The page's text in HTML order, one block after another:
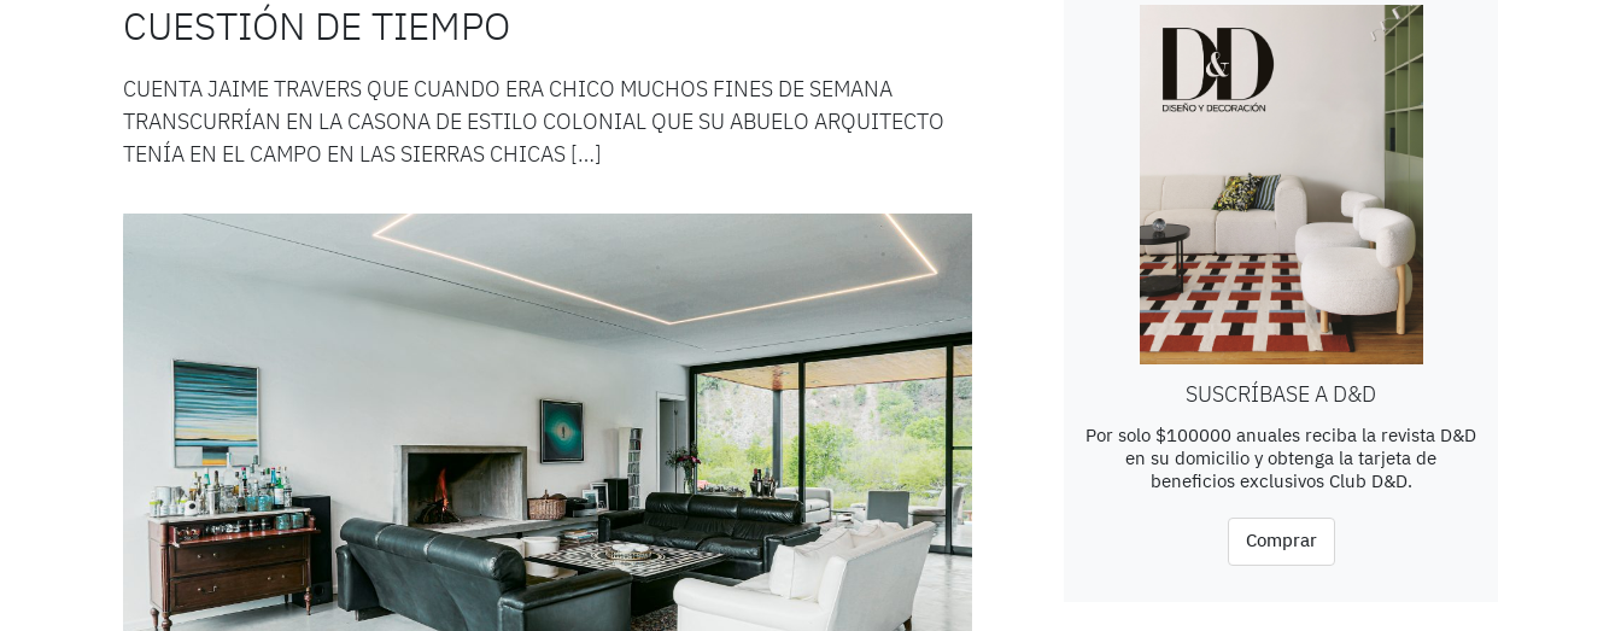
CUESTIÓN DE TIEMPO
CUENTA JAIME TRAVERS QUE CUANDO ERA CHICO MUCHOS FINES DE SEMANA
TRANSCURRÍAN EN LA CASONA DE ESTILO COLONIAL QUE SU ABUELO ARQUITECTO
TENÍA EN EL CAMPO EN LAS SIERRAS CHICAS […]
SUSCRÍBASE A D&D
Por solo $100000 anuales reciba la revista D&D
en su domicilio y obtenga la tarjeta de
beneficios exclusivos Club D&D.
Comprar